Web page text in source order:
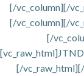
[/vc_column][/
[/vc_column][/
[/
[/